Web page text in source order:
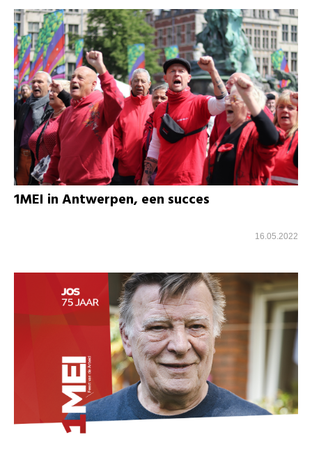
1MEI in Antwerpen, een succes
16.05.2022